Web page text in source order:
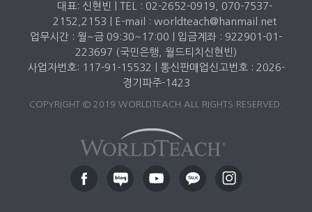
대표: 신현빈 | TEL : 02-2652-0919, 070-7537-
2152,2153 |
E-mail : worldteach@hanmail.net
업무시간 : 월~금 09:30~17:00 | 입금계좌 : 922901-01-
223697 (국민은행, 월드티치신현빈)
사업자번호: 117-91-15532 | 통신판매업신고번호 : 2026-
경기파주-1423
COPYRIGHT © 2019 WORLDTEACH ALL RIGHTS RESERVED.